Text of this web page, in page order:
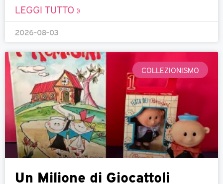
LEGGI TUTTO »
2026-08-03
COLLEZIONISMO
Un Milione di Giocattoli